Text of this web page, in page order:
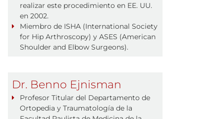
realizar este procedimiento en EE. UU.
en 2002.
Miembro de ISHA (International Society
for Hip Arthroscopy) y ASES (American
Shoulder and Elbow Surgeons).
Dr. Benno Ejnisman
Profesor Titular del Departamento de
Ortopedia y Traumatología de la